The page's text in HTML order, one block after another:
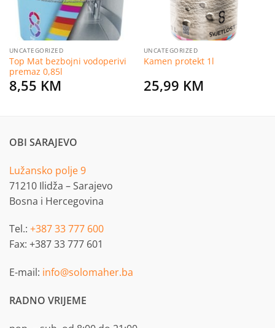
UNCATEGORIZED
Top Mat bezbojni vodoperivi
premaz 0,85l
8,55 KM
UNCATEGORIZED
Kamen protekt 1l
25,99 KM
OBI SARAJEVO
Lužansko polje 9
71210 Ilidža – Sarajevo
Bosna i Hercegovina
Tel.: +387 33 777 600
Fax: +387 33 777 601
E-mail: info@solomaher.ba
RADNO VRIJEME